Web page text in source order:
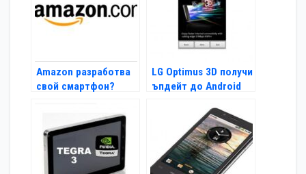
Amazon разработва
свой смартфон?
LG Optimus 3D получи
ъпдейт до Android